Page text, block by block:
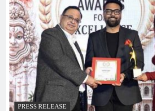
PRESS RELEASE